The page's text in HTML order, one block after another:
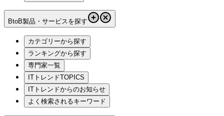
BtoB製品・サービスを探す
カテゴリーから探す
ランキングから探す
専門家一覧
ITトレンドTOPICS
ITトレンドからのお知らせ
よく検索されるキーワード